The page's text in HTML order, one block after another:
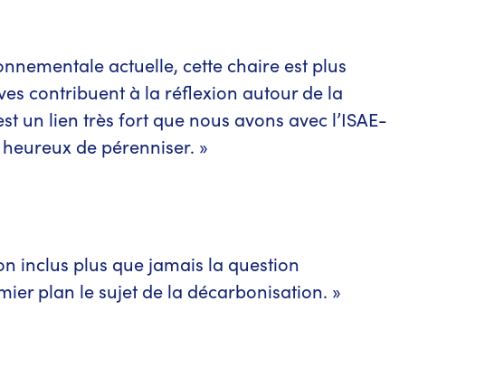
actuelle, cette chaire est plus
contribuent à la réflexion autour de la
un lien très fort que nous avons avec l’ISAE-
de pérenniser. »
inclus plus que jamais la question
plan le sujet de la décarbonisation. »